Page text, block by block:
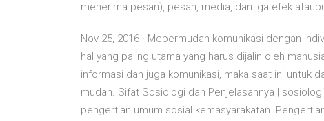
menerima pesan), pesan, media, dan jga efek
Nov 25, 2016 · Mepermudah komunikasi dengan
hal yang paling utama yang harus dijalin oleh
informasi dan juga komunikasi, maka saat ini untuk
mudah. Sifat Sosiologi dan Penjelasannya |
pengertian umum sosial kemasyarakatan.